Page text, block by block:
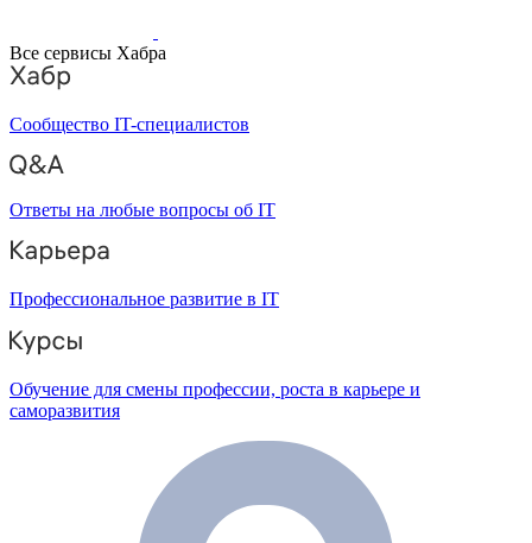
Все сервисы Хабра
Сообщество IT-специалистов
Ответы на любые вопросы об IT
Профессиональное развитие в IT
Обучение для смены профессии, роста в карьере и
саморазвития